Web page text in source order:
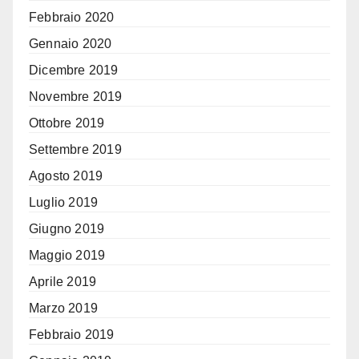
Febbraio 2020
Gennaio 2020
Dicembre 2019
Novembre 2019
Ottobre 2019
Settembre 2019
Agosto 2019
Luglio 2019
Giugno 2019
Maggio 2019
Aprile 2019
Marzo 2019
Febbraio 2019